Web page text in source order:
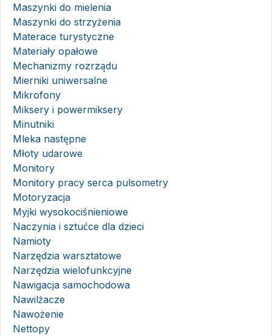
Maszynki do mielenia
Maszynki do strzyżenia
Materace turystyczne
Materiały opałowe
Mechanizmy rozrządu
Mierniki uniwersalne
Mikrofony
Miksery i powermiksery
Minutniki
Mleka następne
Młoty udarowe
Monitory
Monitory pracy serca pulsometry
Motoryzacja
Myjki wysokociśnieniowe
Naczynia i sztućce dla dzieci
Namioty
Narzędzia warsztatowe
Narzędzia wielofunkcyjne
Nawigacja samochodowa
Nawilżacze
Nawożenie
Nettopy